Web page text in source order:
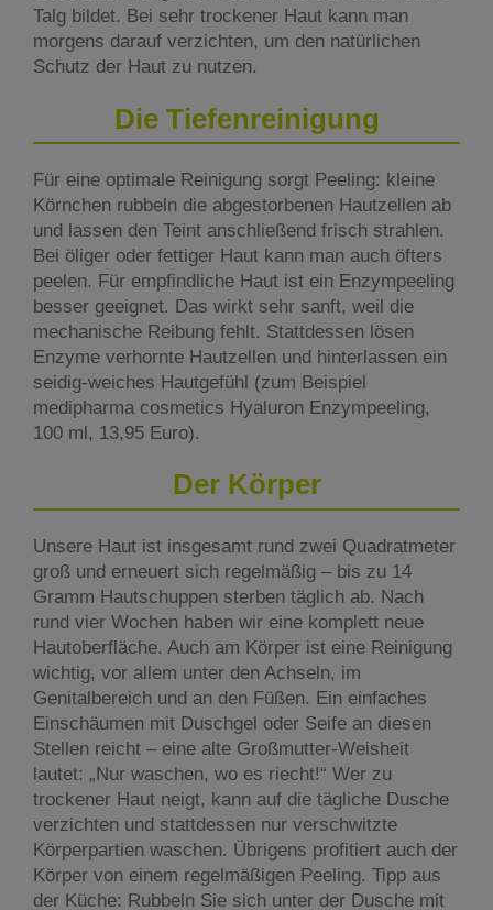
Talg bildet. Bei sehr trockener Haut kann man
morgens darauf verzichten, um den natürlichen
Schutz der Haut zu nutzen.
Die Tiefenreinigung
Für eine optimale Reinigung sorgt Peeling: kleine
Körnchen rubbeln die abgestorbenen Hautzellen ab
und lassen den Teint anschließend frisch strahlen.
Bei öliger oder fettiger Haut kann man auch öfters
peelen. Für empfindliche Haut ist ein Enzympeeling
besser geeignet. Das wirkt sehr sanft, weil die
mechanische Reibung fehlt. Stattdessen lösen
Enzyme verhornte Hautzellen und hinterlassen ein
seidig-weiches Hautgefühl (zum Beispiel
medipharma cosmetics Hyaluron Enzympeeling,
100 ml, 13,95 Euro).
Der Körper
Unsere Haut ist insgesamt rund zwei Quadratmeter
groß und erneuert sich regelmäßig – bis zu 14
Gramm Hautschuppen sterben täglich ab. Nach
rund vier Wochen haben wir eine komplett neue
Hautoberfläche. Auch am Körper ist eine Reinigung
wichtig, vor allem unter den Achseln, im
Genitalbereich und an den Füßen. Ein einfaches
Einschäumen mit Duschgel oder Seife an diesen
Stellen reicht – eine alte Großmutter-Weisheit
lautet: „Nur waschen, wo es riecht!“ Wer zu
trockener Haut neigt, kann auf die tägliche Dusche
verzichten und stattdessen nur verschwitzte
Körperpartien waschen. Übrigens profitiert auch der
Körper von einem regelmäßigen Peeling. Tipp aus
der Küche: Rubbeln Sie sich unter der Dusche mit